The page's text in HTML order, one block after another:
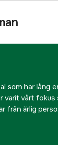
som har lång
vårt fokus
från ärlig